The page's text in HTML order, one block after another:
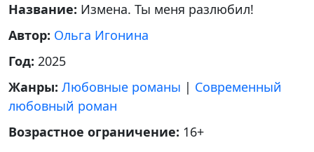
Название: Измена. Ты меня разлюбил!
Автор: Ольга Игонина
Год: 2025
Жанры: Любовные романы | Современный
любовный роман
Возрастное ограничение: 16+